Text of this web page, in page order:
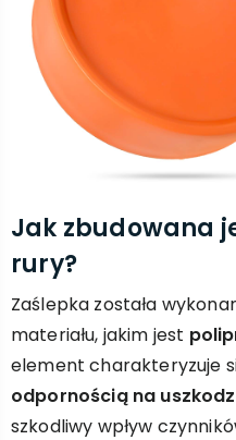
Jak zbudowana
rury?
Zaślepka została
materiału, jakim jest
element charakteryzuje
odpornością na
szkodliwy wpływ